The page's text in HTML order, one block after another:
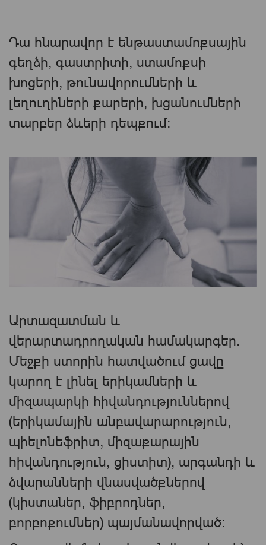
Դա հնարավոր է ենթաստամոքսային
գեղձի, գաստրիտի, ստամոքսի
խոցերի, թունավորումների և
լեղուղիների քարերի, խցանումների
տարբեր ձևերի դեպքում:
Արտազատման և
վերարտադրողական համակարգեր.
Մեջքի ստորին հատվածում ցավը
կարող է լինել երիկամների և
միզապարկի հիվանդություններով
(երիկամային անբավարարություն,
պիելոնեֆրիտ, միզաքարային
հիվանդություն, ցիստիտ), արգանդի և
ձվարանների վնասվածքներով
(կիստաներ, ֆիբրոդներ,
բորբոքումներ) պայմանավորված: